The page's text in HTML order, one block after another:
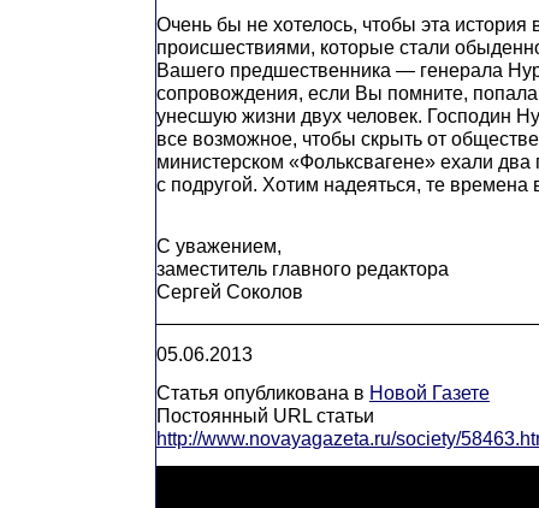
Очень бы не хотелось, чтобы эта история
происшествиями, которые стали
Вашего предшественника — генерала
сопровождения, если Вы помните,
унесшую жизни двух человек. Господин
все возможное, чтобы скрыть от
министерском «Фольксвагене» ехали
с подругой. Хотим надеяться, те времена
С уважением,
заместитель главного редактора
Сергей Соколов
05.06.2013
Статья опубликована в Новой Газете
Постоянный URL статьи
http://www.novayagazeta.ru/society/